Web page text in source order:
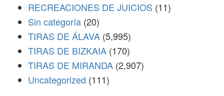
RECREACIONES DE JUICIOS (11)
Sin categoría (20)
TIRAS DE ÁLAVA (5,995)
TIRAS DE BIZKAIA (170)
TIRAS DE MIRANDA (2,907)
Uncategorized (111)